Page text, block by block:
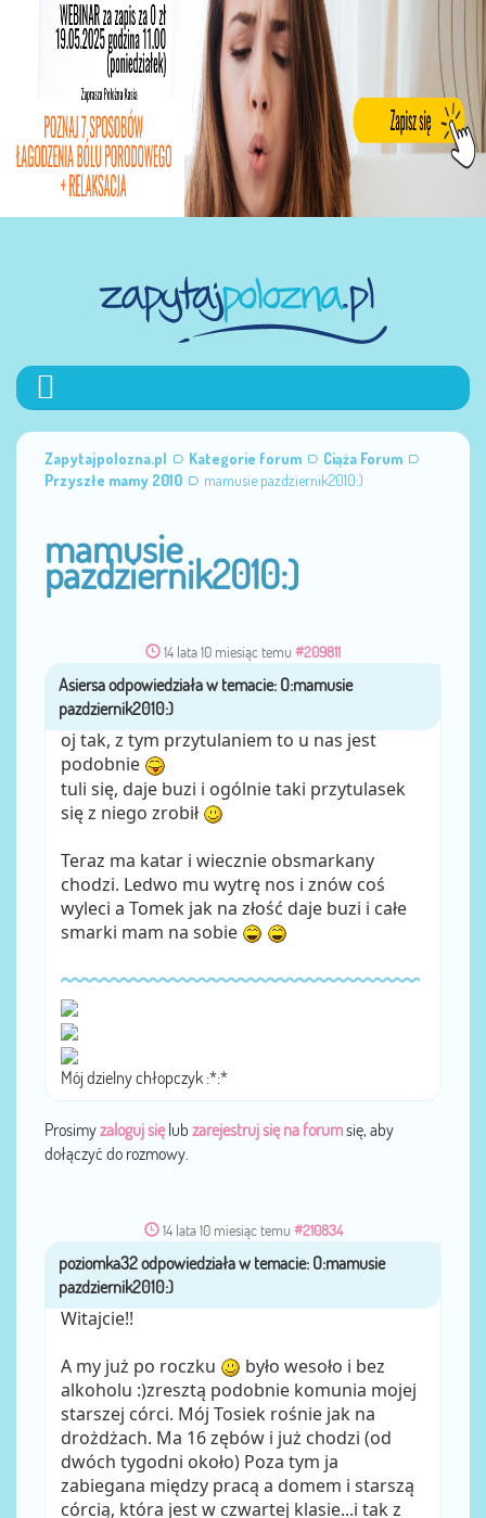
Zapytajpolozna.pl Kategorie forum
Ciąża Forum
Przyszłe mamy 2010
mamusie pazdziernik2010:)
mamusie
pazdziernik2010:)
14 lata 10 miesiąc temu #209811
przezAsiersa
oj tak, z tym przytulaniem to u nas jest
podobnie
tuli się, daje buzi i ogólnie taki przytulasek
się z niego zrobił
Teraz ma katar i wiecznie obsmarkany
chodzi. Ledwo mu wytrę nos i znów coś
wyleci a Tomek jak na złość daje buzi i całe
smarki mam na sobie
Mój dzielny chłopczyk :*:*
Prosimyzaloguj sięlub zarejestruj się na forumsię, aby
dołączyć do rozmowy.
14 lata 10 miesiąc temu #210834
przezpoziomka32
Witajcie!!
A my już po roczku
było wesoło i bez
alkoholu :)zresztą podobnie komunia mojej
starszej córci. Mój Tosiek rośnie jak na
drożdżach. Ma 16 zębów i już chodzi (od
dwóch tygodni około) Poza tym ja
zabiegana między pracą a domem i starszą
córcią, która jest w czwartej klasie...i tak z